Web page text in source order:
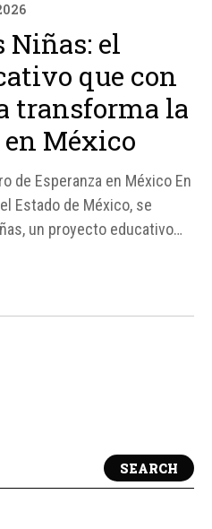
Niñas: el
que con
transforma la
México
de Esperanza en México En
Estado de México, se
un proyecto educativo
Fundada por el
SEARCH